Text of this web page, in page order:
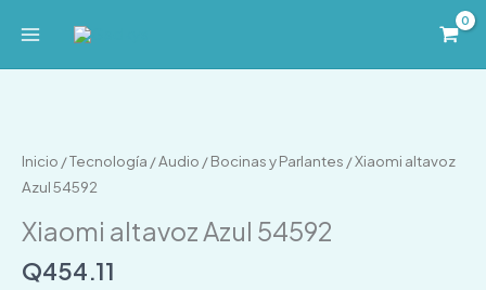
Inicio /Tecnología /Audio /Bocinas y Parlantes / Xiaomi altavoz
Azul 54592
Xiaomi altavoz Azul 54592
Q454.11
Azul
54592